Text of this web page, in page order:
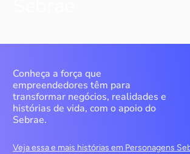
Conheça a força que
empreendedores têm para
transformar negócios, realidades e
histórias de vida, com o apoio do
Sebrae.
Veja essa e mais histórias em Personagens